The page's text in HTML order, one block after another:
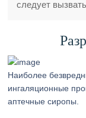
следует
Наиболее
ингаляционные
аптечные сиропы.